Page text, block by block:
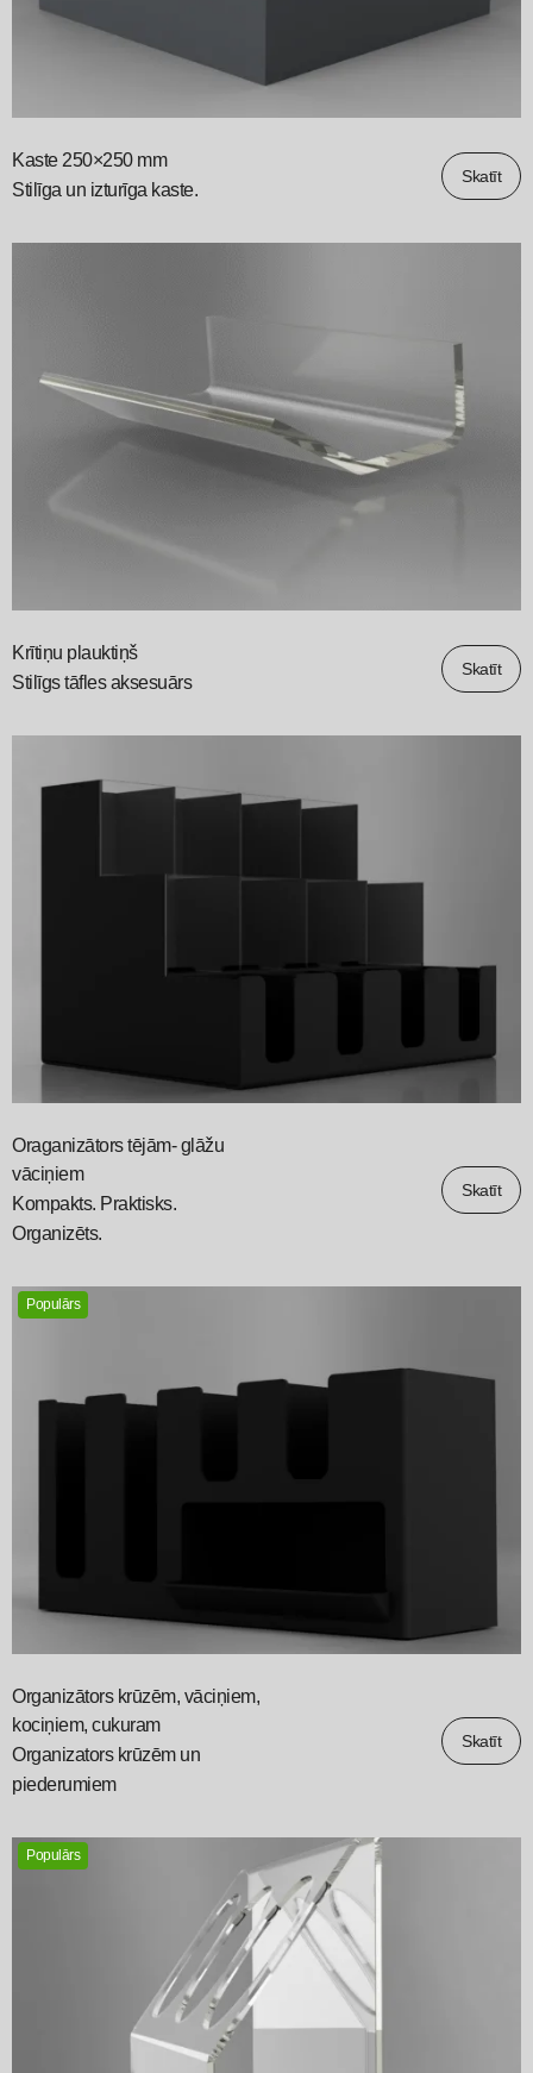
Kaste 250×250 mm
Stilīga un izturīga kaste.
Skatīt
Krītiņu plauktiņš
Stilīgs tāfles aksesuārs
Skatīt
Oraganizātors tējām- glāžu
vāciņiem
Kompakts. Praktisks.
Organizēts.
Skatīt
Populārs
Organizātors krūzēm, vāciņiem,
kociņiem, cukuram
Organizators krūzēm un
piederumiem
Skatīt
Populārs